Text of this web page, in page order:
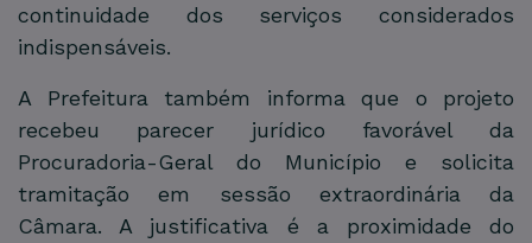
continuidade dos serviços considerados
indispensáveis.
A Prefeitura também informa que o projeto
recebeu parecer jurídico favorável da
Procuradoria-Geral do Município e solicita
tramitação em sessão extraordinária da
Câmara. A justificativa é a proximidade do